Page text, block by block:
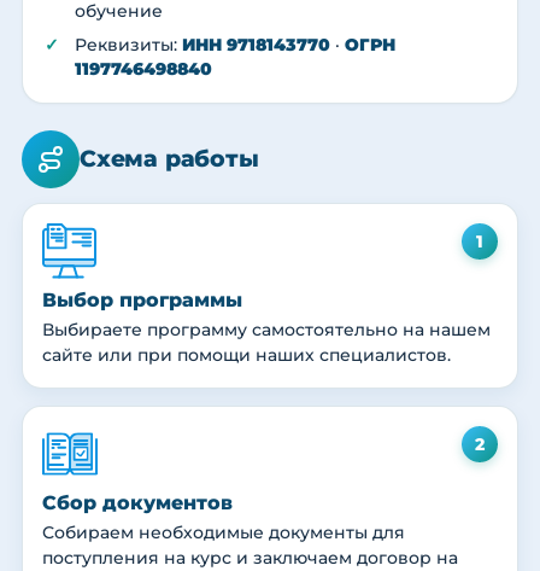
обучение
Реквизиты: ИНН 9718143770 · ОГРН
1197746498840
Схема работы
1
Выбор программы
Выбираете программу самостоятельно на нашем
сайте или при помощи наших специалистов.
2
Сбор документов
Собираем необходимые документы для
поступления на курс и заключаем договор на